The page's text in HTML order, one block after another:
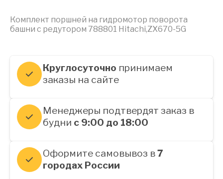
Комплект поршней на гидромотор поворота
башни с редутором 788801 Hitachi,ZX670-5G
Круглосуточно принимаем
заказы на сайте
Менеджеры подтвердят заказ в
будни с 9:00 до 18:00
Оформите самовывоз в7
городах России